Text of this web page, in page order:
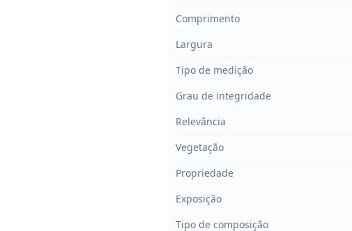
Comprimento
Largura
Tipo de medição
Grau de integridade
Relevância
Vegetação
Propriedade
Exposição
Tipo de composição